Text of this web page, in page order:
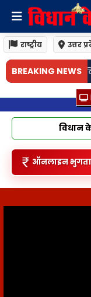
राष्ट्रीय उत्तर
BREAKING NEWS
जरूरी है इसकी देखभाल
विधान
ऑनलाइन